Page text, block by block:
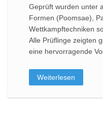
Geprüft wurden unter
Formen (Poomsae),
Wettkampftechniken
Alle Prüflinge zeigten
eine hervorragende
Weiterlesen